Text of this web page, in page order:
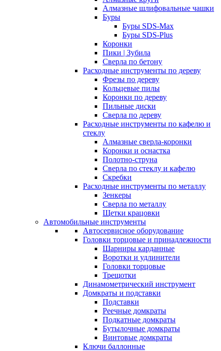
Алмазные шлифовальные чашки
Буры
Буры SDS-Max
Буры SDS-Plus
Коронки
Пики | Зубила
Сверла по бетону
Расходные инструменты по дереву
Фрезы по дереву
Кольцевые пилы
Коронки по дереву
Пильные диски
Сверла по дереву
Расходные инструменты по кафелю и
стеклу
Алмазные сверла-коронки
Коронки и оснастка
Полотно-струна
Сверла по стеклу и кафелю
Скребки
Расходные инструменты по металлу
Зенкеры
Сверла по металлу
Щетки крацовки
Автомобильные инструменты
Автосервисное оборудование
Головки торцовые и принадлежности
Шарниры карданные
Воротки и удлинители
Головки торцовые
Трещотки
Динамометрический инструмент
Домкраты и подставки
Подставки
Реечные домкраты
Подкатные домкраты
Бутылочные домкраты
Винтовые домкраты
Ключи баллонные